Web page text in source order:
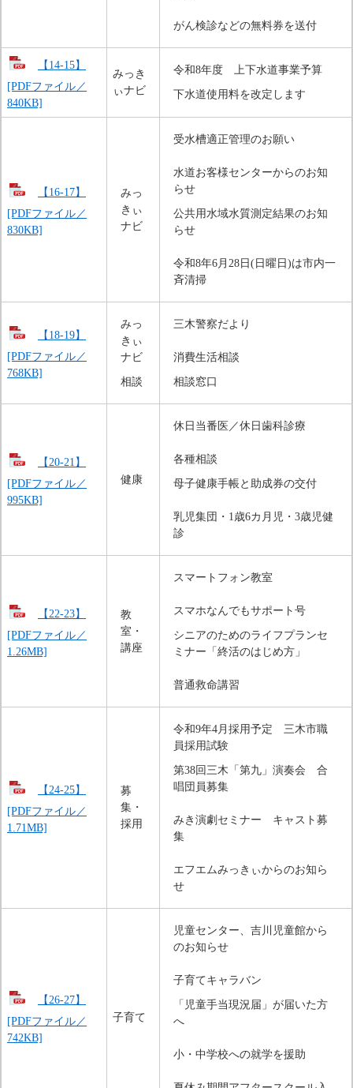
がん検診などの無料券を送付
【14-15】
[PDFファイル／
840KB]
みっき
ぃナビ
令和8年度　上下水道事業予算
下水道使用料を改定します
【16-17】
[PDFファイル／
830KB]
みっ
きぃ
ナビ
受水槽適正管理のお願い
水道お客様センターからのお知
らせ
公共用水域水質測定結果のお知
らせ
令和8年6月28日(日曜日)は市内一
斉清掃
【18-19】
[PDFファイル／
768KB]
みっ
きぃ
ナビ
相談
三木警察だより
消費生活相談
相談窓口
【20-21】
[PDFファイル／
995KB]
健康
休日当番医／休日歯科診療
各種相談
母子健康手帳と助成券の交付
乳児集団・1歳6カ月児・3歳児健
診
【22-23】
[PDFファイル／
1.26MB]
教
室・
講座
スマートフォン教室
スマホなんでもサポート号
シニアのためのライフプランセ
ミナー「終活のはじめ方」
普通救命講習
【24-25】
[PDFファイル／
1.71MB]
募
集・
採用
令和9年4月採用予定　三木市職
員採用試験
第38回三木「第九」演奏会　合
唱団員募集
みき演劇セミナー　キャスト募
集
エフエムみっきぃからのお知ら
せ
【26-27】
[PDFファイル／
742KB]
子育て
児童センター、吉川児童館から
のお知らせ
子育てキャラバン
「児童手当現況届」が届いた方
へ
小・中学校への就学を援助